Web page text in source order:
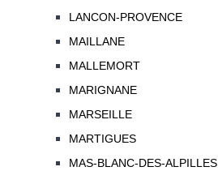
LANCON-PROVENCE
MAILLANE
MALLEMORT
MARIGNANE
MARSEILLE
MARTIGUES
MAS-BLANC-DES-ALPILLES